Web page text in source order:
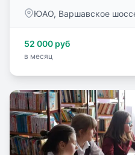
человек. Выпускникам
harvard.ru/about_us
ЮАО, Варшавское
52 000 руб
в месяц